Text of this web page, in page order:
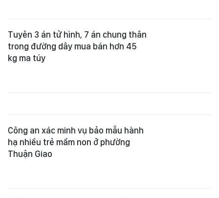
Tuyên 3 án tử hình, 7 án chung thân
trong đường dây mua bán hơn 45
kg ma túy
Công an xác minh vụ bảo mẫu hành
hạ nhiều trẻ mầm non ở phường
Thuận Giao